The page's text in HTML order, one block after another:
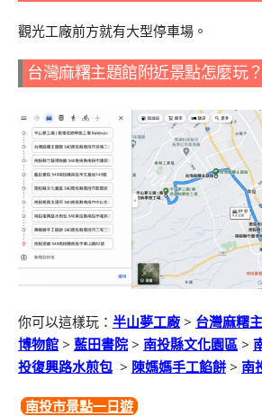
觀光工廠前方就有大型停車場。
台灣麻糬主題館附近景點怎麼玩
你可以這樣玩： 半山夢工廠 > 台灣麻糬
博物館 > 藍田書院 > 南投縣文化園區 >
投復興路水煎包 > 陳媽媽手工餡餅 > 南
南投市景點一日遊